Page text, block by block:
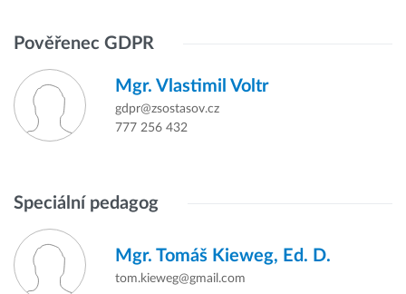
Pověřenec GDPR
Mgr. Vlastimil Voltr
gdpr@zsostasov.cz
777 256 432
Speciální pedagog
Mgr. Tomáš Kieweg, Ed. D.
tom.kieweg@gmail.com